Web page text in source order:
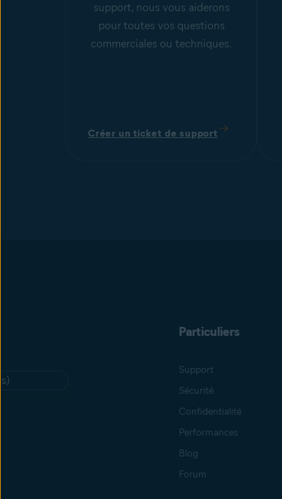
support, nous vous aiderons
pour toutes vos questions
commerciales ou techniques.
Créer un ticket de support
Particuliers
Support
Sécurité
Confidentialité
Performances
Blog
Forum